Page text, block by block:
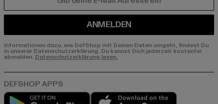
ANMELDEN
Informationen dazu, wie DefShop mit Deinen Daten umgeht, findest Du
in unserer Datenschutzerklärung. Du kannst Dich jederzeit kostenfei
abmelden.Datenschutzerklärung lesen.
Play market